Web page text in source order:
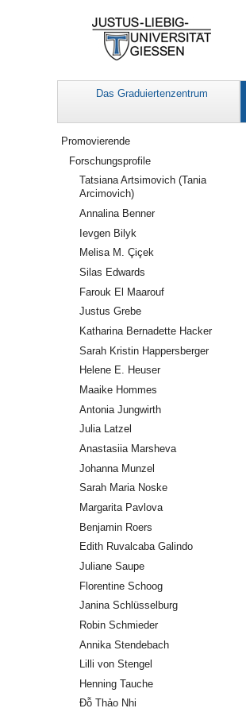
Das Graduiertenzentrum
Navigation
Promovierende
Forschungsprofile
Tatsiana Artsimovich (Tania
Arcimovich)
Annalina Benner
Ievgen Bilyk
Melisa M. Çiçek
Silas Edwards
Farouk El Maarouf
Justus Grebe
Katharina Bernadette Hacker
Sarah Kristin Happersberger
Helene E. Heuser
Maaike Hommes
Antonia Jungwirth
Julia Latzel
Anastasiia Marsheva
Johanna Munzel
Sarah Maria Noske
Margarita Pavlova
Benjamin Roers
Edith Ruvalcaba Galindo
Juliane Saupe
Florentine Schoog
Janina Schlüsselburg
Robin Schmieder
Annika Stendebach
Lilli von Stengel
Henning Tauche
Đỗ Thảo Nhi